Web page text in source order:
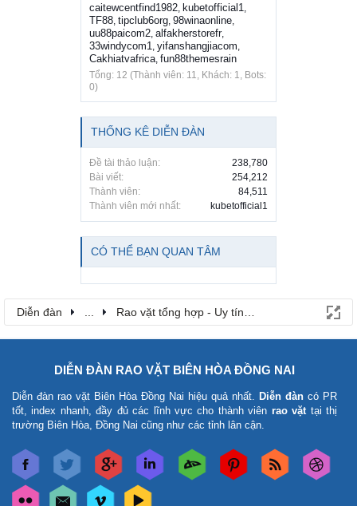
caitewcentfind1982 kubetofficial1
TF88 tipclub6org 98winaonline
uu88paicom2 alfakherstorefr,
33windycom1 yifanshangjiacom
Cakhiatvafrica fun88themesrain
Tổng: 12 (Thành viên: 11, Khách: 1, Bots:
0)
THỐNG KÊ DIỄN ĐÀN
Đề tài thảo luận:
238,780
Bài viết:
254,212
Thành viên:
84,511
Thành viên mới nhất:
kubetofficial1
CÓ THỂ BẠN QUAN TÂM
Diễn đàn Rao vặt tổng hợp - Uy tín - Miễn phí
DIỄN ĐÀN RAO VẶT BIÊN HÒA ĐỒNG NAI
Diễn đàn rao vặt Biên Hòa Đồng Nai hiệu quả nhất. Diễn đàn có PR
tốt, index nhanh, đầy đủ các lĩnh vực cho thành viên rao vặt tại thị
trường Biên Hòa, Đồng Nai cũng như các tỉnh lân cận.